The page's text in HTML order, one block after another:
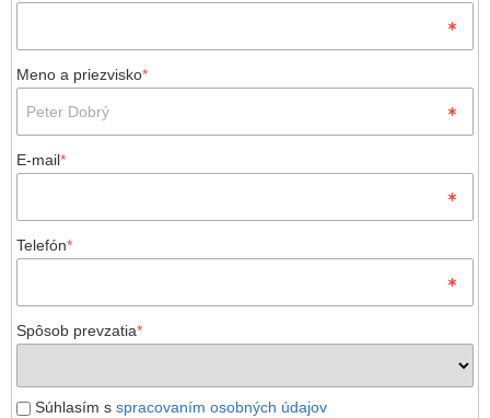
Meno a priezvisko*
E-mail*
Telefón*
Spôsob prevzatia*
Súhlasím s spracovaním osobných údajov